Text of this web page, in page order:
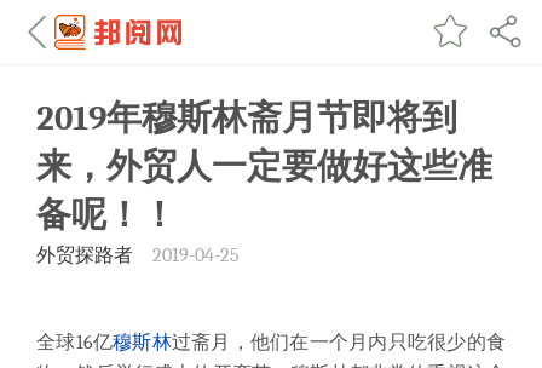
2019年穆斯林斋月节即将到
来，外贸人一定要做好这些准
备呢！！
外贸探路者 2019-04-25
全球16亿穆斯林过斋月，他们在一个月内只吃很少的食